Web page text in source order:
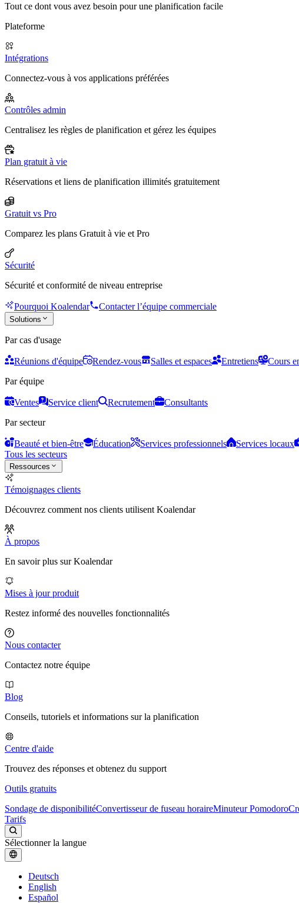
Tout ce dont vous avez besoin pour une planification facile
Plateforme
Intégrations
Connectez-vous à vos applications préférées
Contrôles admin
Centralisez les règles de planification et gérez les équipes
Plan gratuit à vie
Réservations et liens de planification illimités gratuitement
Gratuit vs Pro
Comparez les plans Gratuit à vie et Pro
Sécurité
Sécurité et conformité de niveau entreprise
Pourquoi Koalendar Contacter l’équipe commerciale
Solutions
Par cas d'usage
Réunions d'équipe Rendez-vous Salles et espaces Entretiens
Cours
Par équipe
Ventes Service client Recrutement
Consultants
Par secteur
Beauté et bien-être Éducation Services professionnels Services locaux
Tous les secteurs
Ressources
Témoignages clients
Découvrez comment nos clients utilisent Koalendar
À propos
En savoir plus sur Koalendar
Mises à jour produit
Restez informé des nouvelles fonctionnalités
Nous contacter
Contactez notre équipe
Blog
Conseils, tutoriels et informations sur la planification
Centre d'aide
Trouvez des réponses et obtenez du support
Outils gratuits
Sondage de disponibilitéConvertisseur de fuseau horaireMinuteur Pomodoro
Tarifs
Sélectionner la langue
Deutsch
English
Español